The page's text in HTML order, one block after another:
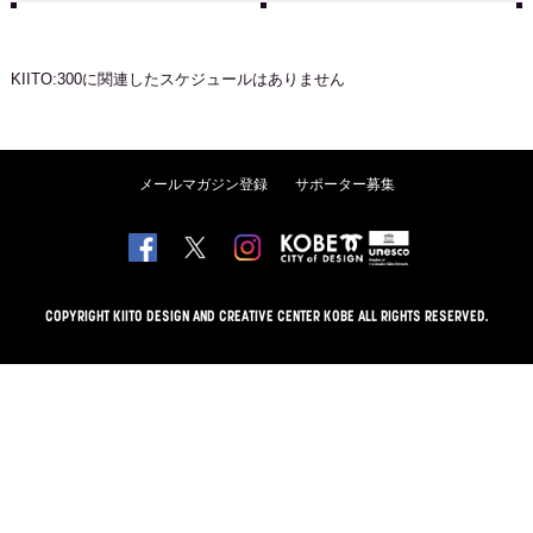
KIITO:300に関連したスケジュールはありません
メールマガジン登録 サポーター募集
COPYRIGHT KIITO DESIGN AND CREATIVE CENTER KOBE ALL RIGHTS RESERVED.